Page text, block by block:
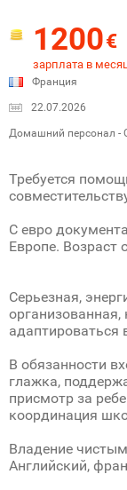
1200€
зарплата в
Франция
22.07.2026
Домашний персонал -
Требуется
С евро
Европе. Возраст
Серьезная,
адаптироваться
В обязанности
глажка,
присмотр за
координация
Владение
Английский,